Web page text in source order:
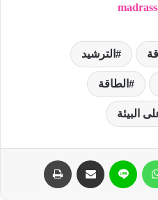
الترشيد
الطاقة
البيئة